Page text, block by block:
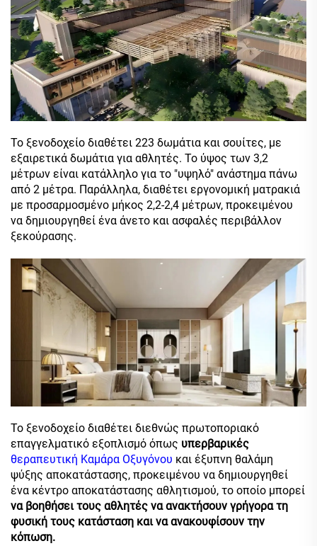
Το ξενοδοχείο διαθέτει 223 δωμάτια και σουίτες, με
εξαιρετικά δωμάτια για αθλητές. Το ύψος των 3,2
μέτρων είναι κατάλληλο για το "υψηλό" ανάστημα πάνω
από 2 μέτρα. Παράλληλα, διαθέτει εργονομική ματρακιά
με προσαρμοσμένο μήκος 2,2-2,4 μέτρων, προκειμένου
να δημιουργηθεί ένα άνετο και ασφαλές περιβάλλον
ξεκούρασης.
Το ξενοδοχείο διαθέτει διεθνώς πρωτοποριακό
επαγγελματικό εξοπλισμό όπως υπερβαρικές
θεραπευτική Καμάρα Οξυγόνου και έξυπνη θαλάμη
ψύξης αποκατάστασης, προκειμένου να δημιουργηθεί
ένα κέντρο αποκατάστασης αθλητισμού, το οποίο μπορεί
να βοηθήσει τους αθλητές να ανακτήσουν γρήγορα τη
φυσική τους κατάσταση και να ανακουφίσουν την
κόπωση.